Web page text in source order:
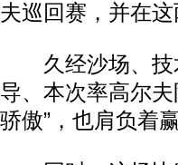
夫巡回赛，并在
久经沙场、技
导、本次率高尔
骄傲”，也肩负着